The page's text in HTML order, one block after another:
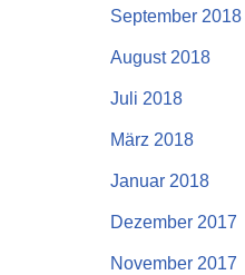
September 2018
August 2018
Juli 2018
März 2018
Januar 2018
Dezember 2017
November 2017